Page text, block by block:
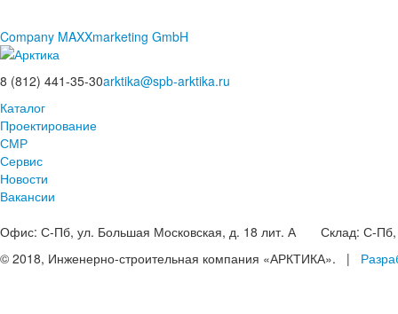
Company MAXXmarketing GmbH
8 (812) 441-35-30arktika@spb-arktika.ru
Каталог
Проектирование
СМР
Сервис
Новости
Вакансии
Офис: С-Пб, ул. Большая Московская, д. 18 лит. А Склад: С-Пб,
© 2018, Инженерно-строительная компания «АРКТИКА». |